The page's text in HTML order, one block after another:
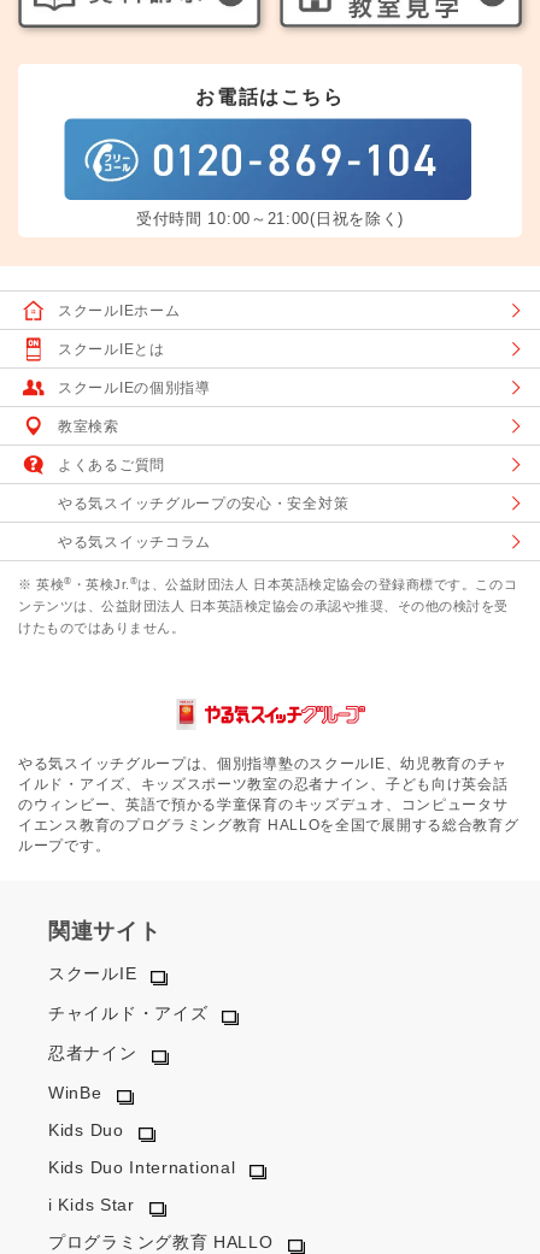
お電話はこちら
受付時間 10:00～21:00(日祝を除く)
スクールIEホーム
スクールIEとは
スクールIEの個別指導
教室検索
よくあるご質問
やる気スイッチグループの安心・安全対策
やる気スイッチコラム
※ 英検® ・英検Jr. ®は、公益財団法人 日本英語検定協会の登録商標です。このコ
ンテンツは、公益財団法人 日本英語検定協会の承認や推奨、その他の検討を受
けたものではありません。
やる気スイッチグループは、個別指導塾のスクールIE、幼児教育のチャ
イルド・アイズ、キッズスポーツ教室の忍者ナイン、子ども向け英会話
のウィンビー、英語で預かる学童保育のキッズデュオ、コンピュータサ
イエンス教育のプログラミング教育 HALLOを全国で展開する総合教育グ
ループです。
関連サイト
スクールIE
チャイルド・アイズ
忍者ナイン
WinBe
Kids Duo
Kids Duo International
i Kids Star
プログラミング教育 HALLO